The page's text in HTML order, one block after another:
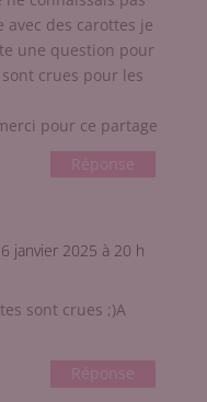
avec des carottes je
une question pour
crues pour les
pour ce partage
Réponse
janvier 2025 à 20 h
sont crues ;)A
Réponse